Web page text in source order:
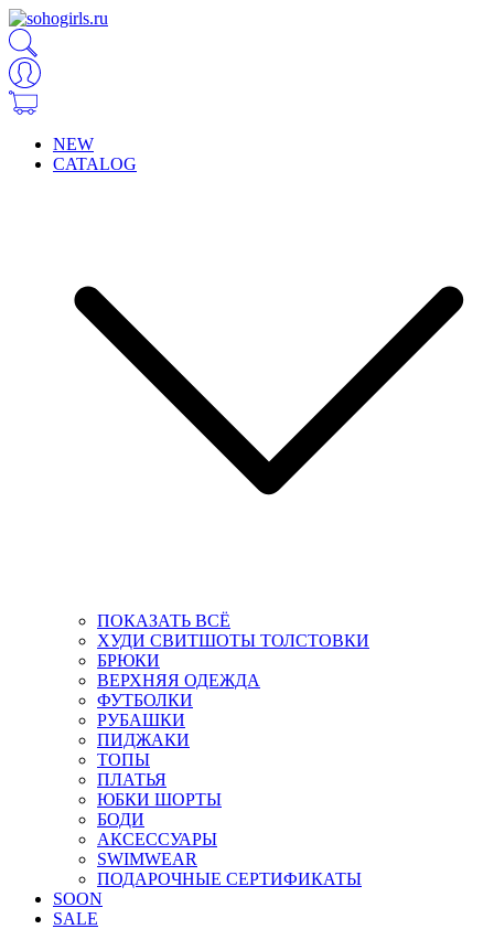
NEW
CATALOG
ПОКАЗАТЬ ВСЁ
ХУДИ СВИТШОТЫ ТОЛСТОВКИ
БРЮКИ
ВЕРХНЯЯ ОДЕЖДА
ФУТБОЛКИ
РУБАШКИ
ПИДЖАКИ
ТОПЫ
ПЛАТЬЯ
ЮБКИ ШОРТЫ
БОДИ
АКСЕССУАРЫ
SWIMWEAR
ПОДАРОЧНЫЕ СЕРТИФИКАТЫ
SOON
SALE